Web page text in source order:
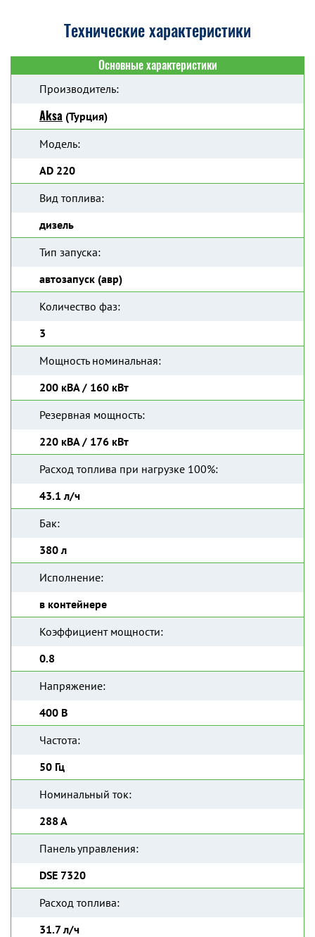
Технические характеристики
Основные характеристики
Производитель:
Aksa (Турция)
Модель:
AD 220
Вид топлива:
дизель
Тип запуска:
автозапуск (авр)
Количество фаз:
3
Мощность номинальная:
200 кВА / 160 кВт
Резервная мощность:
220 кВА / 176 кВт
Расход топлива при нагрузке 100%:
43.1 л/ч
Бак:
380 л
Исполнение:
в контейнере
Коэффициент мощности:
0.8
Напряжение:
400 В
Частота:
50 Гц
Номинальный ток:
288 А
Панель управления:
DSE 7320
Расход топлива:
31.7 л/ч